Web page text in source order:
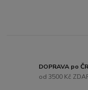
DOPRAVA po
od 3500 Kč